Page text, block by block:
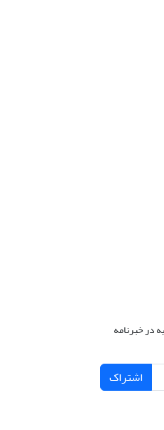
در خبرنامه
اشتراک